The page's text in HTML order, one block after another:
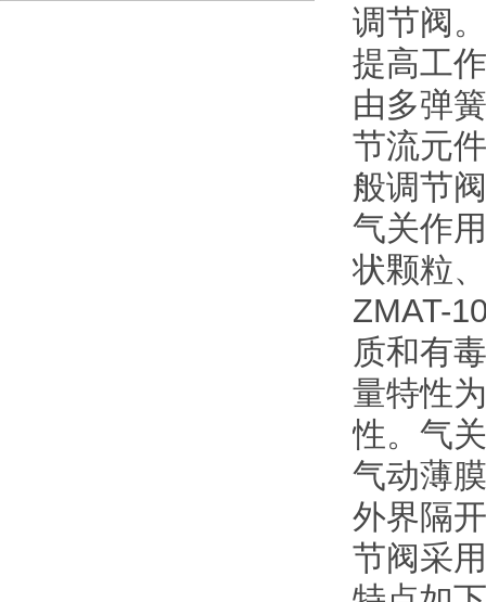
调节阀
提高工
由多弹
节流元
般调节
气关作
状颗粒
ZMAT-
质和有
量特性
性。气
气动薄
外界隔
节阀采